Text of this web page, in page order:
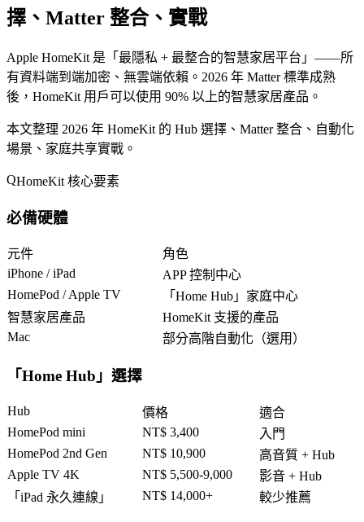
擇、Matter 整合、實戰
Apple HomeKit 是「 最隱私 + 最整合的智慧家居平台 」——所
有資料端到端加密、無雲端依賴。2026 年 Matter 標準成熟
後，HomeKit 用戶可以使用 90% 以上的智慧家居產品。
本文整理 2026 年 HomeKit 的 Hub 選擇、Matter 整合、自動化
場景、家庭共享實戰。
HomeKit 核心要素
必備硬體
元件
角色
iPhone / iPad
APP 控制中心
HomePod / Apple TV
「 Home Hub 」家庭中心
智慧家居產品
HomeKit 支援的產品
Mac
部分高階自動化（選用）
「Home Hub 」選擇
Hub 價格
適合
HomePod mini
NT$ 3,400
入門
HomePod 2nd Gen
NT$ 10,900
高音質 + Hub
Apple TV 4K
NT$ 5,500-9,000
影音 + Hub
「 iPad 永久連線 」 NT$ 14,000+ 較少推薦